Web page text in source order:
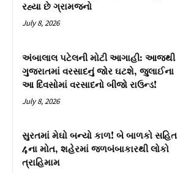
રહ્યા છે ગ્રામજનો
July 8, 2026
અંબાલાલ પટેલની મોટી આગાહી: આજથી
ગુજરાતમાં વરસાદનું જોર ઘટશે, જુલાઈના
આ દિવસોમાં વરસાદનો બીજો રાઉન્ડ!
July 8, 2026
સુરતમાં મેઘો બન્યો કાળ! બે બાળકો સહિત
4ના મોત, શહેરમાં જળબંબાકારથી લોકો
ત્રાહિમામ